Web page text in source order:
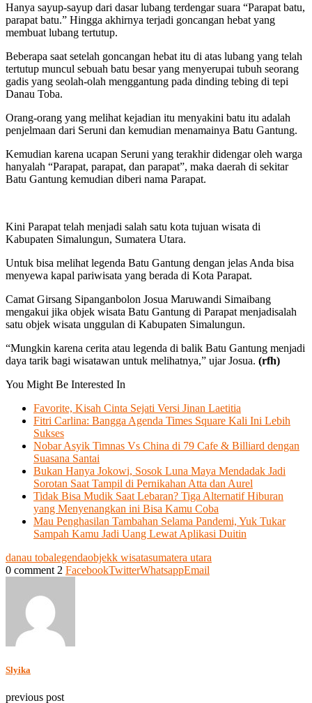
Hanya sayup-sayup dari dasar lubang terdengar suara “Parapat batu,
parapat batu.” Hingga akhirnya terjadi goncangan hebat yang
membuat lubang tertutup.
Beberapa saat setelah goncangan hebat itu di atas lubang yang telah
tertutup muncul sebuah batu besar yang menyerupai tubuh seorang
gadis yang seolah-olah menggantung pada dinding tebing di tepi
Danau Toba.
Orang-orang yang melihat kejadian itu menyakini batu itu adalah
penjelmaan dari Seruni dan kemudian menamainya Batu Gantung.
Kemudian karena ucapan Seruni yang terakhir didengar oleh warga
hanyalah “Parapat, parapat, dan parapat”, maka daerah di sekitar
Batu Gantung kemudian diberi nama Parapat.
Kini Parapat telah menjadi salah satu kota tujuan wisata di
Kabupaten Simalungun, Sumatera Utara.
Untuk bisa melihat legenda Batu Gantung dengan jelas Anda bisa
menyewa kapal pariwisata yang berada di Kota Parapat.
Camat Girsang Sipanganbolon Josua Maruwandi Simaibang
mengakui jika objek wisata Batu Gantung di Parapat menjadisalah
satu objek wisata unggulan di Kabupaten Simalungun.
“Mungkin karena cerita atau legenda di balik Batu Gantung menjadi
daya tarik bagi wisatawan untuk melihatnya,” ujar Josua. (rfh)
You Might Be Interested In
Favorite, Kisah Cinta Sejati Versi Jinan Laetitia
Fitri Carlina: Bangga Agenda Times Square Kali Ini Lebih
Sukses
Nobar Asyik Timnas Vs China di 79 Cafe & Billiard dengan
Suasana Santai
Bukan Hanya Jokowi, Sosok Luna Maya Mendadak Jadi
Sorotan Saat Tampil di Pernikahan Atta dan Aurel
Tidak Bisa Mudik Saat Lebaran? Tiga Alternatif Hiburan
yang Menyenangkan ini Bisa Kamu Coba
Mau Penghasilan Tambahan Selama Pandemi, Yuk Tukar
Sampah Kamu Jadi Uang Lewat Aplikasi Duitin
danau tobalegendaobjekk wisatasumatera utara
0 comment 2 FacebookTwitterWhatsappEmail
Slyika
previous post